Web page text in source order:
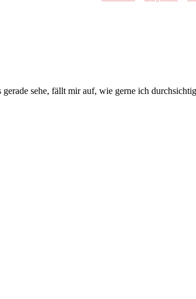
sehe, fällt mir auf, wie gerne ich